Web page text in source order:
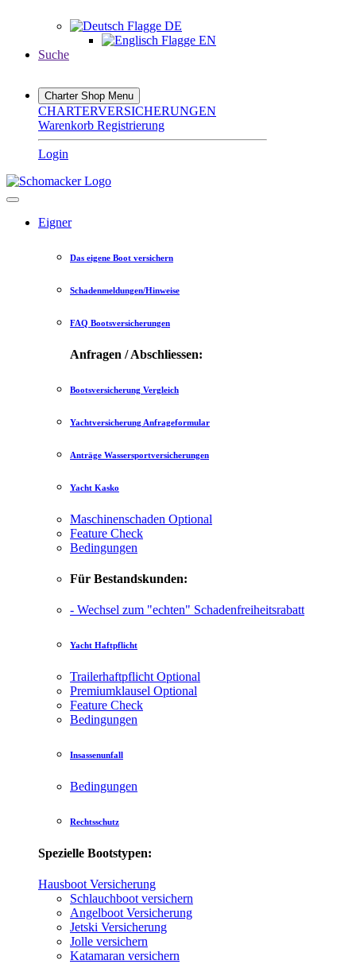
DE
EN
Suche
Charter Shop Menu
CHARTERVERSICHERUNGEN
Warenkorb Registrierung
Login
Eigner
Das eigene Boot versichern
Schadenmeldungen/Hinweise
FAQ Bootsversicherungen
Anfragen / Abschliessen:
Bootsversicherung Vergleich
Yachtversicherung Anfrageformular
Anträge Wassersportversicherungen
Yacht Kasko
Maschinenschaden Optional
Feature Check
Bedingungen
Für Bestandskunden:
- Wechsel zum "echten" Schadenfreiheitsrabatt
Yacht Haftpflicht
Trailerhaftpflicht Optional
Premiumklausel Optional
Feature Check
Bedingungen
Insassenunfall
Bedingungen
Rechtsschutz
Spezielle Bootstypen:
Hausboot Versicherung
Schlauchboot versichern
Angelboot Versicherung
Jetski Versicherung
Jolle versichern
Katamaran versichern